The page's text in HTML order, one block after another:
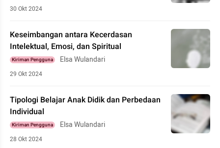
30 Okt 2024
Keseimbangan antara Kecerdasan
Intelektual, Emosi, dan Spiritual
Kiriman Pengguna Elsa Wulandari
29 Okt 2024
Tipologi Belajar Anak Didik dan Perbedaan
Individual
Kiriman Pengguna Elsa Wulandari
28 Okt 2024